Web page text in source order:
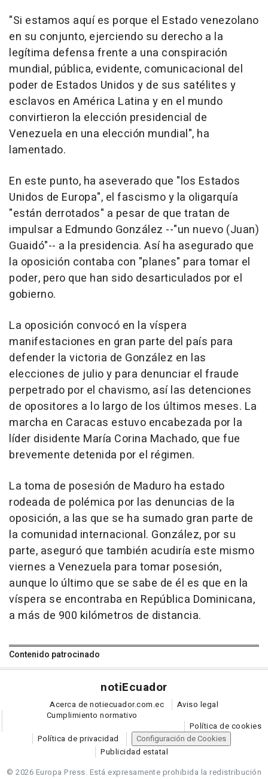
"Si estamos aquí es porque el Estado venezolano
en su conjunto, ejerciendo su derecho a la
legítima defensa frente a una conspiración
mundial, pública, evidente, comunicacional del
poder de Estados Unidos y de sus satélites y
esclavos en América Latina y en el mundo
convirtieron la elección presidencial de
Venezuela en una elección mundial", ha
lamentado.
En este punto, ha aseverado que "los Estados
Unidos de Europa", el fascismo y la oligarquía
"están derrotados" a pesar de que tratan de
impulsar a Edmundo González --"un nuevo (Juan)
Guaidó"-- a la presidencia. Así ha asegurado que
la oposición contaba con "planes" para tomar el
poder, pero que han sido desarticulados por el
gobierno.
La oposición convocó en la víspera
manifestaciones en gran parte del país para
defender la victoria de González en las
elecciones de julio y para denunciar el fraude
perpetrado por el chavismo, así las detenciones
de opositores a lo largo de los últimos meses. La
marcha en Caracas estuvo encabezada por la
líder disidente María Corina Machado, que fue
brevemente detenida por el régimen.
La toma de posesión de Maduro ha estado
rodeada de polémica por las denuncias de la
oposición, a las que se ha sumado gran parte de
la comunidad internacional. González, por su
parte, aseguró que también acudiría este mismo
viernes a Venezuela para tomar posesión,
aunque lo último que se sabe de él es que en la
víspera se encontraba en República Dominicana,
a más de 900 kilómetros de distancia.
Contenido patrocinado
notiEcuador
Acerca de notiecuador.com.ec
Aviso legal
Cumplimiento normativo
Política de cookies
Política de privacidad
Configuración de Cookies
Publicidad estatal
© 2026 Europa Press. Está expresamente prohibida la redistribución